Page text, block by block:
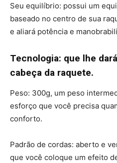
Seu equilíbrio: possui um
baseado no centro de sua
e aliará potência e
Tecnologia: que lhe
cabeça da raquete.
Peso: 300g, um peso
esforço que você precisa
conforto.
Padrão de cordas: aberto e
que você coloque um efeito